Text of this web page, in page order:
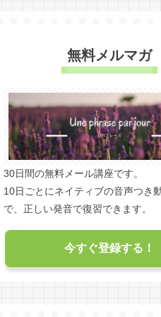
無料メルマガ
30日間の無料メール講座です。
10日ごとにネイティブの音声つき
で、正しい発音で復習できます。
今すぐ登録する！